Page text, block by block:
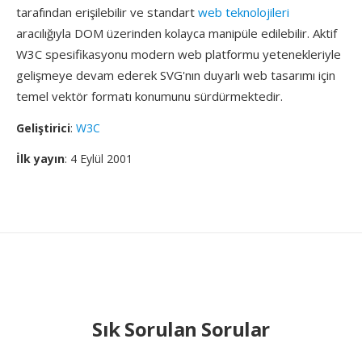
tarafından erişilebilir ve standart web teknolojileri
aracılığıyla DOM üzerinden kolayca manipüle edilebilir. Aktif
W3C spesifikasyonu modern web platformu yetenekleriyle
gelişmeye devam ederek SVG'nın duyarlı web tasarımı için
temel vektör formatı konumunu sürdürmektedir.
Geliştirici: W3C
İlk yayın: 4 Eylül 2001
Sık Sorulan Sorular